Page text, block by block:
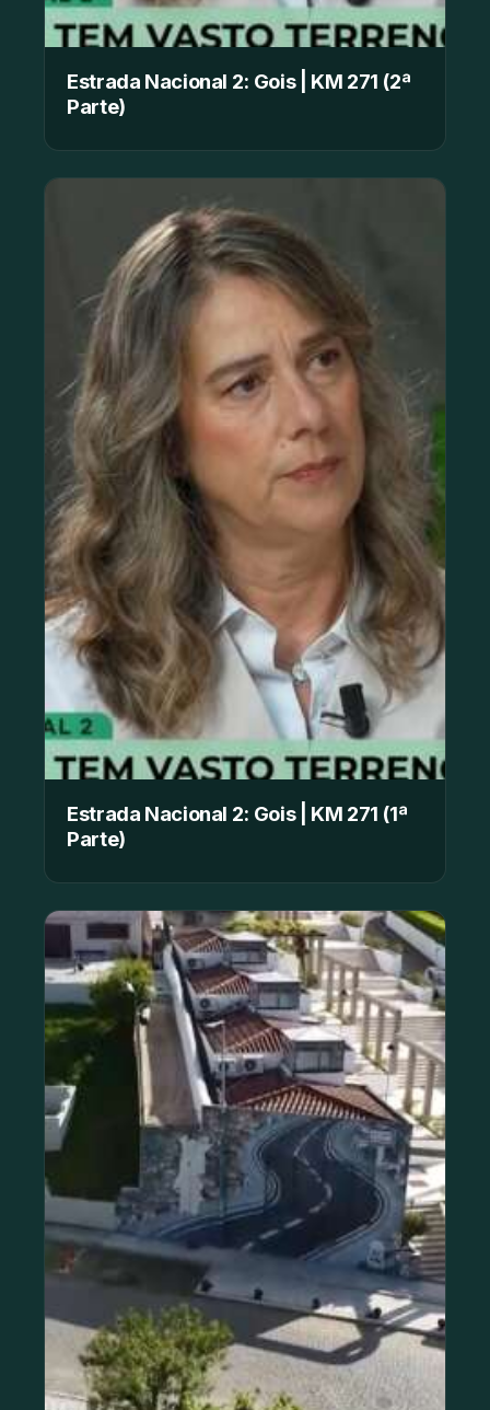
Estrada Nacional 2: Gois | KM 271 (2ª
Parte)
Estrada Nacional 2: Gois | KM 271 (1ª
Parte)